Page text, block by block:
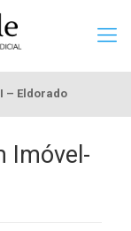
– Eldorado
Imóvel-